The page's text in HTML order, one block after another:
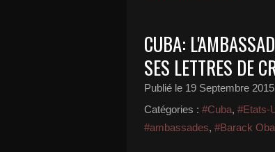
CUBA:
SES LETTRES DE
Publié le 19 Septembre 2015
Catégories : #Cuba, #Etats-
#ambassades, #Barack